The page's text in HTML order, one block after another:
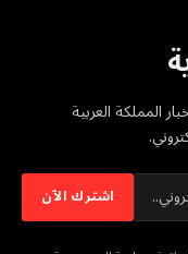
المملكة العربية